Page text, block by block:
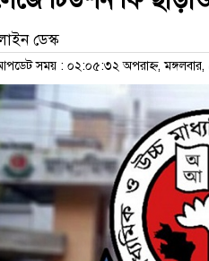
ডেস্ক
সময় : ০২:০৫:৩২ অপরাহ্ন, মঙ্গলবার,